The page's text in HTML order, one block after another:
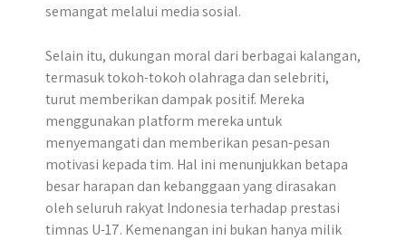
semangat melalui media sosial.
Selain itu, dukungan moral dari berbagai kalangan,
termasuk tokoh-tokoh olahraga dan selebriti,
turut memberikan dampak positif. Mereka
menggunakan platform mereka untuk
menyemangati dan memberikan pesan-pesan
motivasi kepada tim. Hal ini menunjukkan betapa
besar harapan dan kebanggaan yang dirasakan
oleh seluruh rakyat Indonesia terhadap prestasi
timnas U-17. Kemenangan ini bukan hanya milik